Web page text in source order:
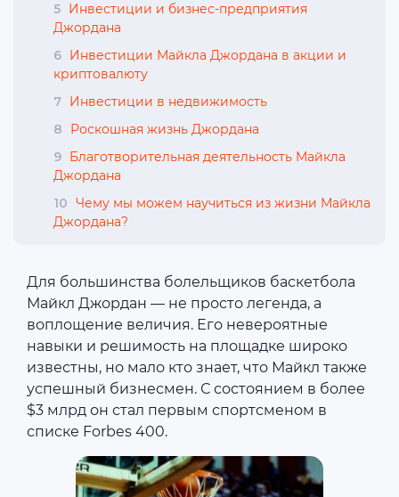
5 Инвестиции и бизнес-предприятия
Джордана
6 Инвестиции Майкла Джордана в акции и
криптовалюту
7 Инвестиции в недвижимость
8
Роскошная жизнь Джордана
9 Благотворительная деятельность Майкла
Джордана
10 Чему мы можем научиться из жизни Майкла
Джордана?
Для большинства болельщиков баскетбола
Майкл Джордан — не просто легенда, а
воплощение величия. Его невероятные
навыки и решимость на площадке широко
известны, но мало кто знает, что Майкл также
успешный бизнесмен. С состоянием в более
$3 млрд он стал первым спортсменом в
списке Forbes 400.